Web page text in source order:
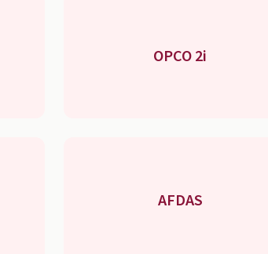
OPCO 2i
AFDAS